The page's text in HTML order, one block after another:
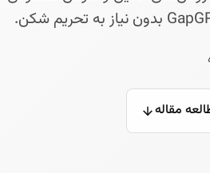
مقاله